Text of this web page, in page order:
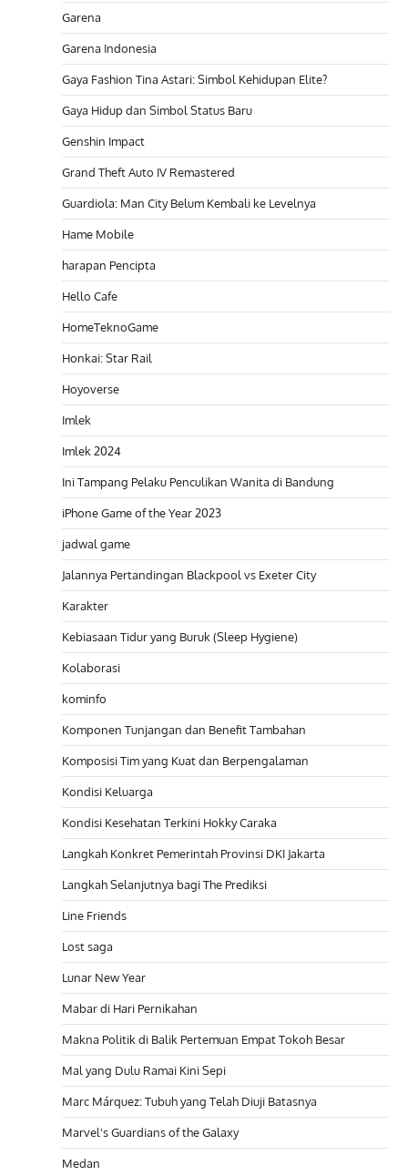
Garena
Garena Indonesia
Gaya Fashion Tina Astari: Simbol Kehidupan Elite?
Gaya Hidup dan Simbol Status Baru
Genshin Impact
Grand Theft Auto IV Remastered
Guardiola: Man City Belum Kembali ke Levelnya
Hame Mobile
harapan Pencipta
Hello Cafe
HomeTeknoGame
Honkai: Star Rail
Hoyoverse
Imlek
Imlek 2024
Ini Tampang Pelaku Penculikan Wanita di Bandung
iPhone Game of the Year 2023
jadwal game
Jalannya Pertandingan Blackpool vs Exeter City
Karakter
Kebiasaan Tidur yang Buruk (Sleep Hygiene)
Kolaborasi
kominfo
Komponen Tunjangan dan Benefit Tambahan
Komposisi Tim yang Kuat dan Berpengalaman
Kondisi Keluarga
Kondisi Kesehatan Terkini Hokky Caraka
Langkah Konkret Pemerintah Provinsi DKI Jakarta
Langkah Selanjutnya bagi The Prediksi
Line Friends
Lost saga
Lunar New Year
Mabar di Hari Pernikahan
Makna Politik di Balik Pertemuan Empat Tokoh Besar
Mal yang Dulu Ramai Kini Sepi
Marc Márquez: Tubuh yang Telah Diuji Batasnya
Marvel's Guardians of the Galaxy
Medan